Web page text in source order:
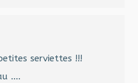
serviettes !!!
….